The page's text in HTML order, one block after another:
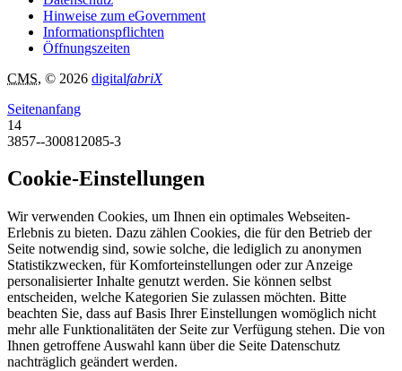
Hinweise zum eGovernment
Informationspflichten
Öffnungszeiten
CMS, © 2026 digitalfabriX
Seitenanfang
14
3857--300812085-3
Cookie-Einstellungen
Wir verwenden Cookies, um Ihnen ein optimales Webseiten-
Erlebnis zu bieten. Dazu zählen Cookies, die für den Betrieb der
Seite notwendig sind, sowie solche, die lediglich zu anonymen
Statistikzwecken, für Komforteinstellungen oder zur Anzeige
personalisierter Inhalte genutzt werden. Sie können selbst
entscheiden, welche Kategorien Sie zulassen möchten. Bitte
beachten Sie, dass auf Basis Ihrer Einstellungen womöglich nicht
mehr alle Funktionalitäten der Seite zur Verfügung stehen. Die von
Ihnen getroffene Auswahl kann über die Seite Datenschutz
nachträglich geändert werden.